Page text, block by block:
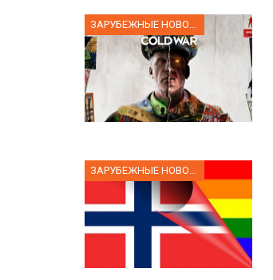
ЗАРУБЕЖНЫЕ НОВОСТИ
ЗАРУБЕЖНЫЕ НОВОСТИ